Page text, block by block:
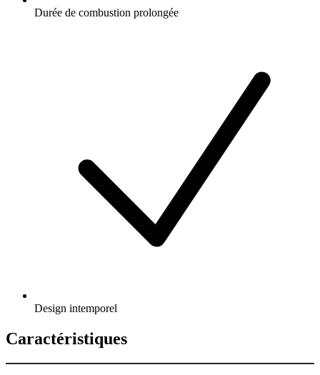
Durée de combustion prolongée
Design intemporel
Caractéristiques